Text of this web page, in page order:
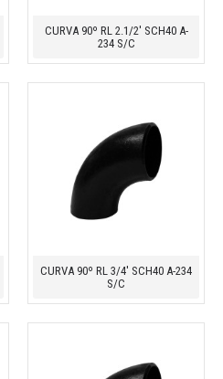
CURVA 90º RL 2.1/2' SCH40 A-
234 S/C
CURVA 90º RL 3/4' SCH40 A-234
S/C